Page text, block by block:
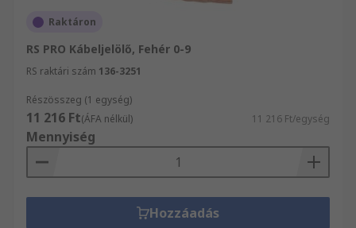
Raktáron
RS PRO Kábeljelölő, Fehér 0-9
RS raktári szám 136-3251
Részösszeg (1 egység)
11 216 Ft(ÁFA nélkül) 11 216 Ft/egység
Mennyiség
Hozzáadás